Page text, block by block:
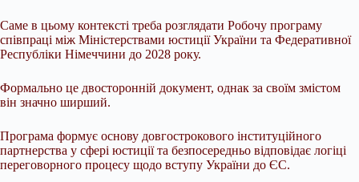
Саме в цьому контексті треба розглядати Робочу програму
співпраці між Міністерствами юстиції України та Федеративної
Республіки Німеччини до 2028 року.
Формально це двосторонній документ, однак за своїм змістом
він значно ширший.
Програма формує основу довгострокового інституційного
партнерства у сфері юстиції та безпосередньо відповідає логіці
переговорного процесу щодо вступу України до ЄС.